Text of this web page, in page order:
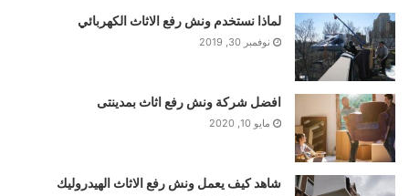
لماذا نستخدم ونش رفع الاثاث الكهربائي
نوفمبر 30, 2019
افضل شركة ونش رفع اثاث بمدينتى
مايو 10, 2020
شاهد كيف يعمل ونش رفع الاثاث الهيدروليك